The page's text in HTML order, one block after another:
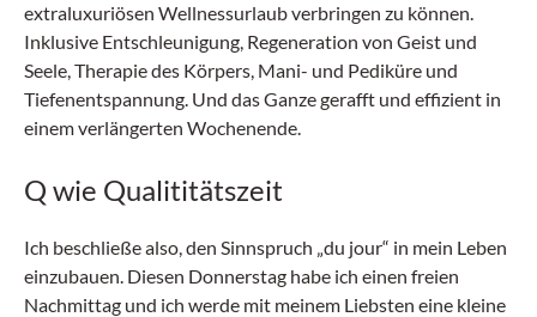
extraluxuriösen Wellnessurlaub verbringen zu können.
Inklusive Entschleunigung, Regeneration von Geist und
Seele, Therapie des Körpers, Mani- und Pediküre und
Tiefenentspannung. Und das Ganze gerafft und effizient in
einem verlängerten Wochenende.
Q wie Qualititätszeit
Ich beschließe also, den Sinnspruch „du jour“ in mein Leben
einzubauen. Diesen Donnerstag habe ich einen freien
Nachmittag und ich werde mit meinem Liebsten eine kleine